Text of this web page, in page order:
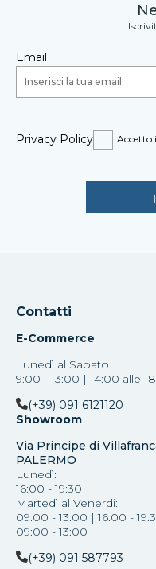
Email
Privacy Policy Accetto
Contatti
E-Commerce
Lunedì al Sabato
9:00 - 13:00 | 14:00 alle
(+39) 091 6121120
Showroom
Via Principe di
PALERMO
Lunedì:
16:00 - 19:30
Martedì al Venerdi:
09:00 - 13:00 | 16:00 -
09:00 - 13:00
(+39) 091 587793